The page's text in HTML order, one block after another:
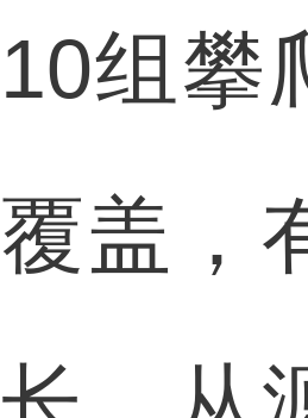
组攀
盖，